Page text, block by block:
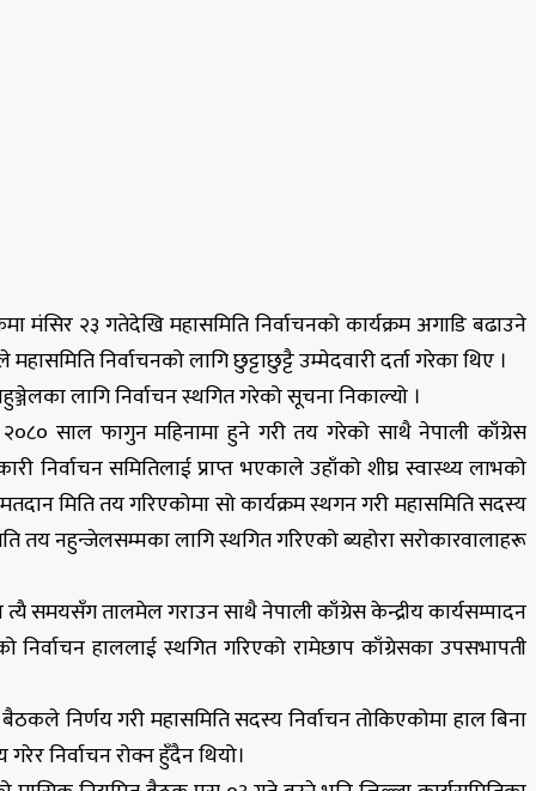
मंसिर २३ गतेदेखि महासमिति निर्वाचनको कार्यक्रम अगाडि बढाउने
निर्वाचनको लागि छुट्टाछुट्टै उम्मेदवारी दर्ता गरेका थिए ।
लागि निर्वाचन स्थगित गरेको सूचना निकाल्यो ।
२०८० साल फागुन महिनामा हुने गरी तय गरेको साथै नेपाली काँग्रेस
समितिलाई प्राप्त भएकाले उहाँको शीघ्र स्वास्थ्य लाभको
मिति तय गरिएकोमा सो कार्यक्रम स्थगन गरी महासमिति सदस्य
तय नहुन्जेलसम्मका लागि स्थगित गरिएको ब्यहोरा सरोकारवालाहरू
समयसँग तालमेल गराउन साथै नेपाली काँग्रेस केन्द्रीय कार्यसम्पादन
हाललाई स्थगित गरिएको रामेछाप काँग्रेसका उपसभापती
निर्णय गरी महासमिति सदस्य निर्वाचन तोकिएकोमा हाल बिना
निर्वाचन रोक्न हुँदैन थियो।